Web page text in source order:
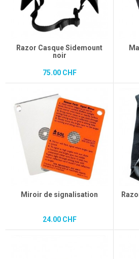
Razor Casque Sidemount
noir
75.00 CHF
Miroir de signalisation
24.00 CHF